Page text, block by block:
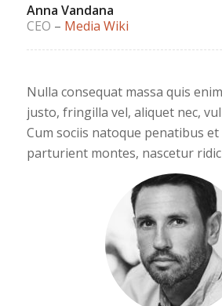
Anna Vandana
CEO – Media Wiki
Nulla consequat massa quis
justo, fringilla vel, aliquet nec,
Cum sociis natoque penatibus et
parturient montes, nascetur